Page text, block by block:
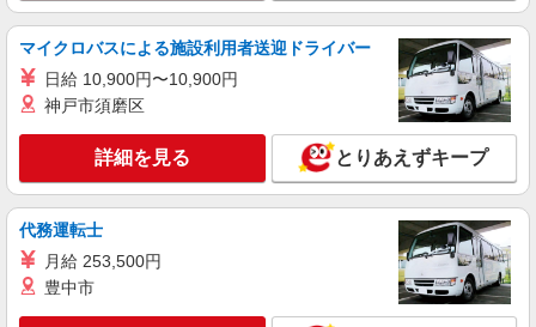
キープ 詳細を見る
派遣社員
（株）ウィルオブ・ワークCW 高崎支店/ms100101
時給1350円 ◆前払い・日払い・週払いOK
群馬県高崎市
詳細を見る
派遣社員
（株）ウィルオブ・ワークCW 高崎支店/ms100101
マイクロバスによる施設利用者送迎ドライバー
日給 10,900円〜10,900円
神戸市須磨区
詳細を見る とりあえずキープ
代務運転士
月給 253,500円
豊中市